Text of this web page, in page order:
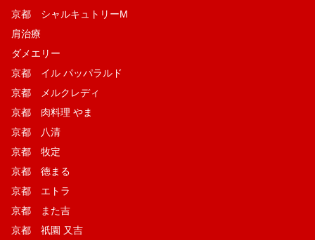
京都 シャルキュトリーM
肩治療
ダメエリー
京都 イル パッパラルド
京都 メルクレディ
京都 肉料理 やま
京都 八清
京都 牧定
京都 徳まる
京都 エトラ
京都 また吉
京都 祇園 又吉